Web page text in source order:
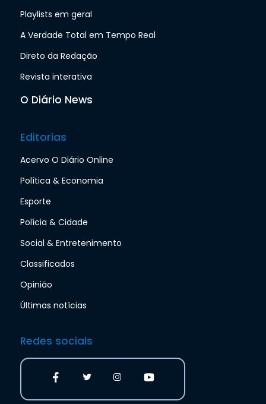
Playlists em geral
A Verdade Total em Tempo Real
Direto da Redação
Revista interativa
O Diário News
Editorias
Acervo O Diário Online
Política & Economia
Esporte
Polícia & Cidade
Social & Entretenimento
Classificados
Opinião
Últimas notícias
Redes sociais